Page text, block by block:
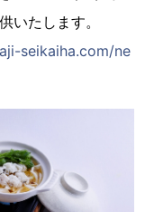
いたします。
seikaiha.com/ne